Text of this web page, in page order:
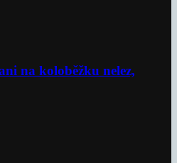
na koloběžku nelez,